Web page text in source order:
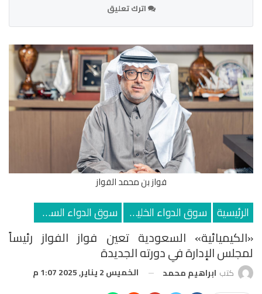
اترك تعليق
فواز بن محمد الفواز
الرئيسية سوق الدواء الخليجي سوق الدواء السعودي
«الكيميائية» السعودية تعين فواز الفواز رئيساً
لمجلس الإدارة في دورته الجديدة
كتب ابراهيم محمد الخميس 2 يناير, 2025 1:07 م